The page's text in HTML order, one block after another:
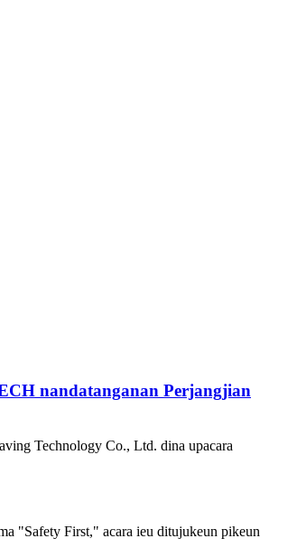
nandatanganan Perjangjian
Technology Co., Ltd. dina upacara
"Safety First," acara ieu ditujukeun pikeun